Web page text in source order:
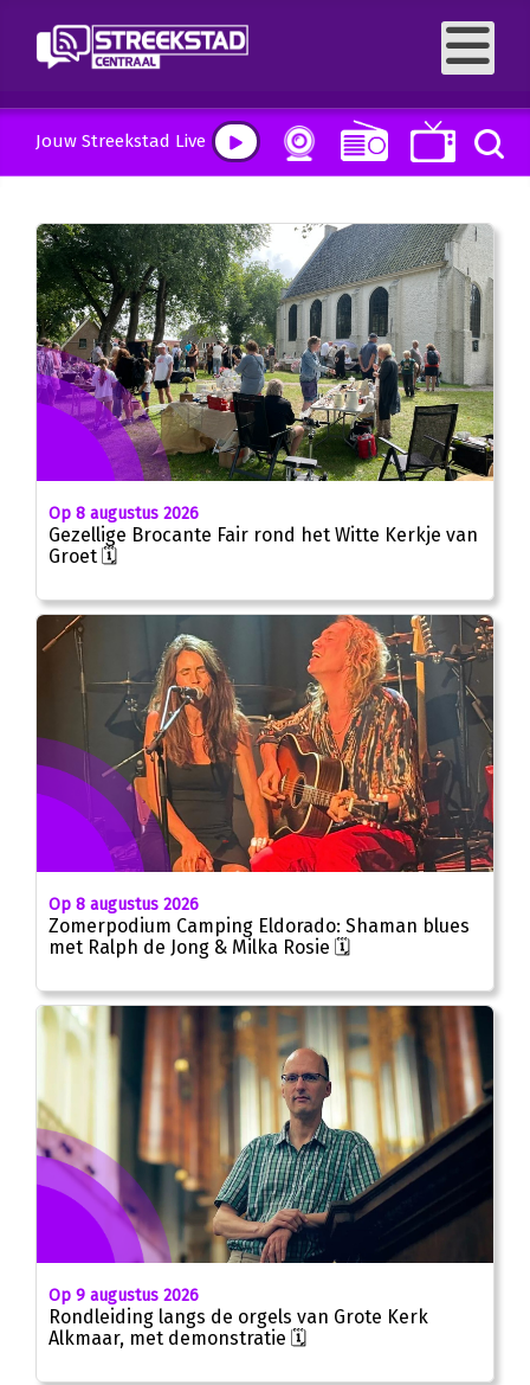
Jouw Streekstad Live
Op 8 augustus 2026
Gezellige Brocante Fair rond het Witte Kerkje van
Groet 🗓
Op 8 augustus 2026
Zomerpodium Camping Eldorado: Shaman blues
met Ralph de Jong & Milka Rosie 🗓
Op 9 augustus 2026
Rondleiding langs de orgels van Grote Kerk
Alkmaar, met demonstratie 🗓